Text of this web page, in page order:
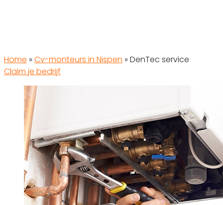
Home » Cv-monteurs in Nispen » DenTec service
Claim je bedrijf